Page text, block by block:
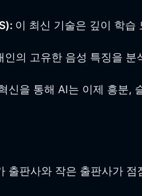
이 최신 기술은 깊이 학습
인의 고유한 음성 특징을 분
신을 통해 AI는 이제 흥분,
출판사와 작은 출판사가